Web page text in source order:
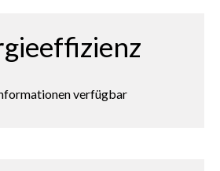
verfügbar